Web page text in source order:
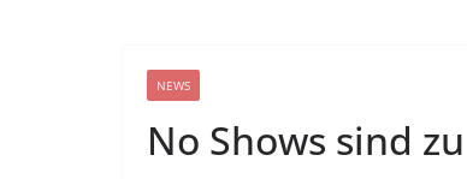
NEWS
No Shows sind